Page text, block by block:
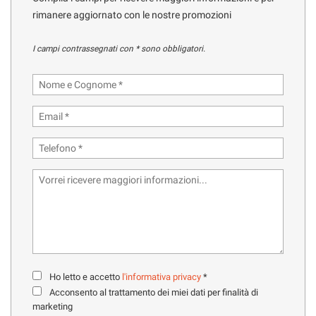
MARCHI CAMPER
OFFICINA
NOLEGGIO CAMPER
AZIENDA
rimanere aggiornato con le nostre promozioni
I campi contrassegnati con * sono obbligatori.
Ho letto e accetto l'informativa privacy *
Acconsento al trattamento dei miei dati per finalità di
marketing
tracciamento
funzionalità
svolgere
attività
seguito
funzionamento